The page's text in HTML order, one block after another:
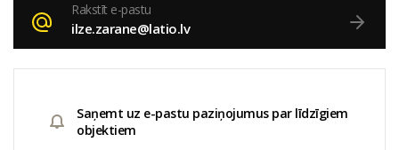
Rakstīt e-pastu
ilze.zarane@latio.lv
Saņemt uz e-pastu paziņojumus par līdzīgiem
objektiem